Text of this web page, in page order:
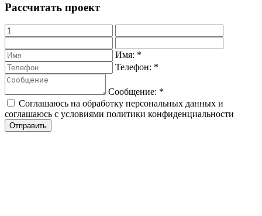
Рассчитать проект
Имя: *
Телефон: *
Сообщение: *
Соглашаюсь на обработку персональных данных и
соглашаюсь с условиями политики конфиденциальности